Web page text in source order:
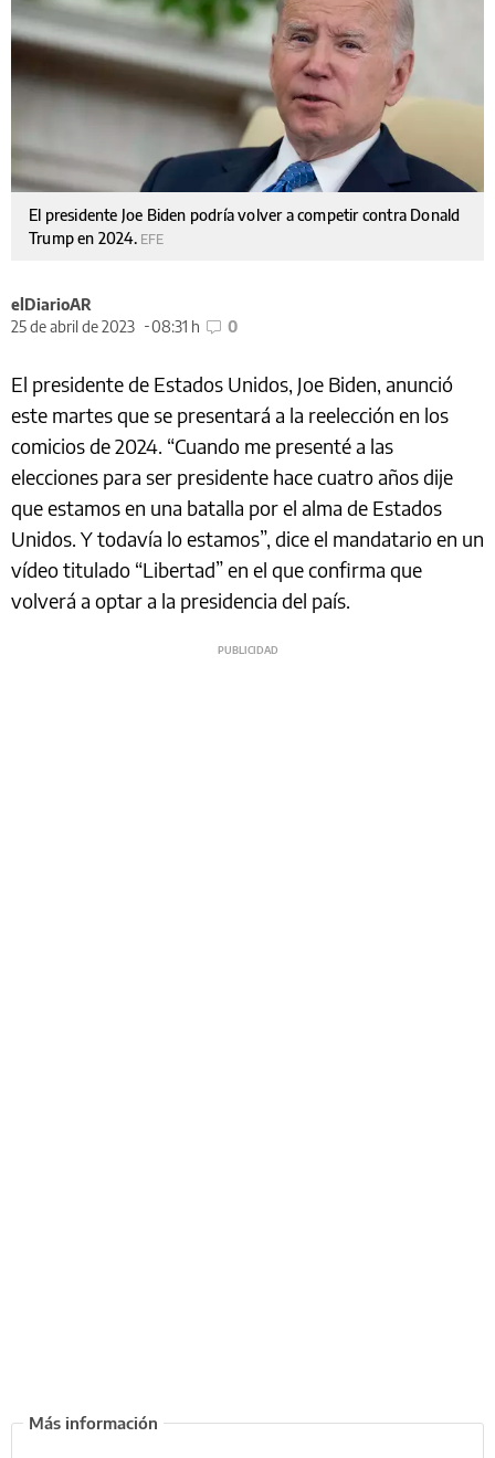
El presidente Joe Biden podría volver a competir contra Donald
Trump en 2024. EFE
elDiarioAR
25 de abril de 2023
08:31 h 0
El presidente de Estados Unidos, Joe Biden, anunció
este martes que se presentará a la reelección en los
comicios de 2024. “Cuando me presenté a las
elecciones para ser presidente hace cuatro años dije
que estamos en una batalla por el alma de Estados
Unidos. Y todavía lo estamos”, dice el mandatario en un
vídeo titulado “Libertad” en el que confirma que
volverá a optar a la presidencia del país.